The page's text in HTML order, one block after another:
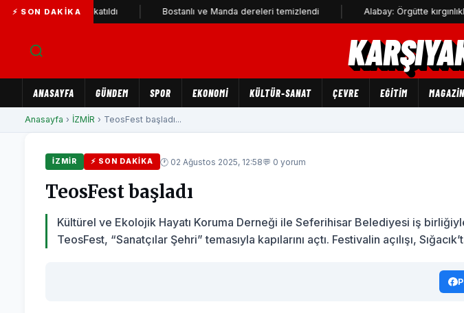
⚡ SON DAKIKA
Parti'ye katıldı Bostanlı ve Manda dereleri temizlendi Alabay: Örgütte kırgınlıkları geride
ANASAYFA GÜNDEM SPOR EKONOMİ KÜLTÜR-SANAT ÇEVRE EĞİTİM MAGAZİN
Anasayfa › İZMİR › TeosFest başladı...
İZMİR ⚡ SON DAKIKA 🕐 02 Ağustos 2025, 12:58💬 0 yorum
TeosFest başladı
Kültürel ve Ekolojik Hayatı Koruma Derneği ile Seferihisar Belediyesi iş
TeosFest, “Sanatçılar Şehri” temasıyla kapılarını açtı. Festivalin açılışı,